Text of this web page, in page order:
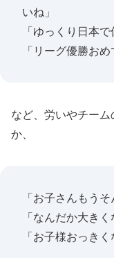
いね」
「ゆっくり日本
「リーグ優勝お
など、労いやチー
か、
「お子さんもう
「なんだか大き
「お子様おっき